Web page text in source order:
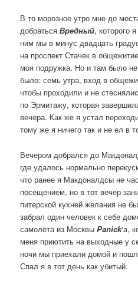
В то морозное утро мне до
добратьсяВредный, которого
ним мы в минус двадцать
на проспект Стачек в
моя подружка. Но и там было
было: семь утра, вход в
чтобы проходили и не
по Эрмитажу, которая
вечера. Как же я устал
тому же я ничего так и не ел в
Вечером добрался до
где удалось нормально
что ранее я Макдоналдсы не
посещением, но в тот вечер
питерской кухней желания не
забрал один человек к себе
самолёта из МосквыPanick‘a,
меня приютить на выходные у
ночи мы приехали домой и
Спал я в тот день как убитый.